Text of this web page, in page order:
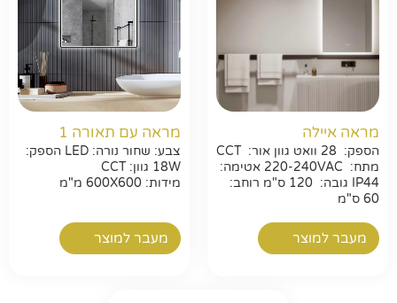
חפשו באתר
מראה איילה
הספק: 28 וואט גוון אור: CCT
מתח: 220-240VAC אטימה:
IP44 גובה: 120 ס"מ רוחב:
60 ס"מ
מעבר למוצר
מראה עם תאורה 1
צבע: שחור נורה: LED הספק:
18W גוון: CCT
מידות: 600X600 מ"מ
מעבר למוצר